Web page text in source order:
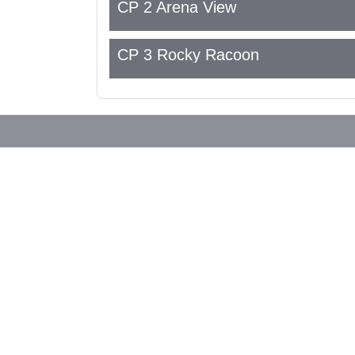
CP 2 Arena View
CP 3 Rocky Racoon